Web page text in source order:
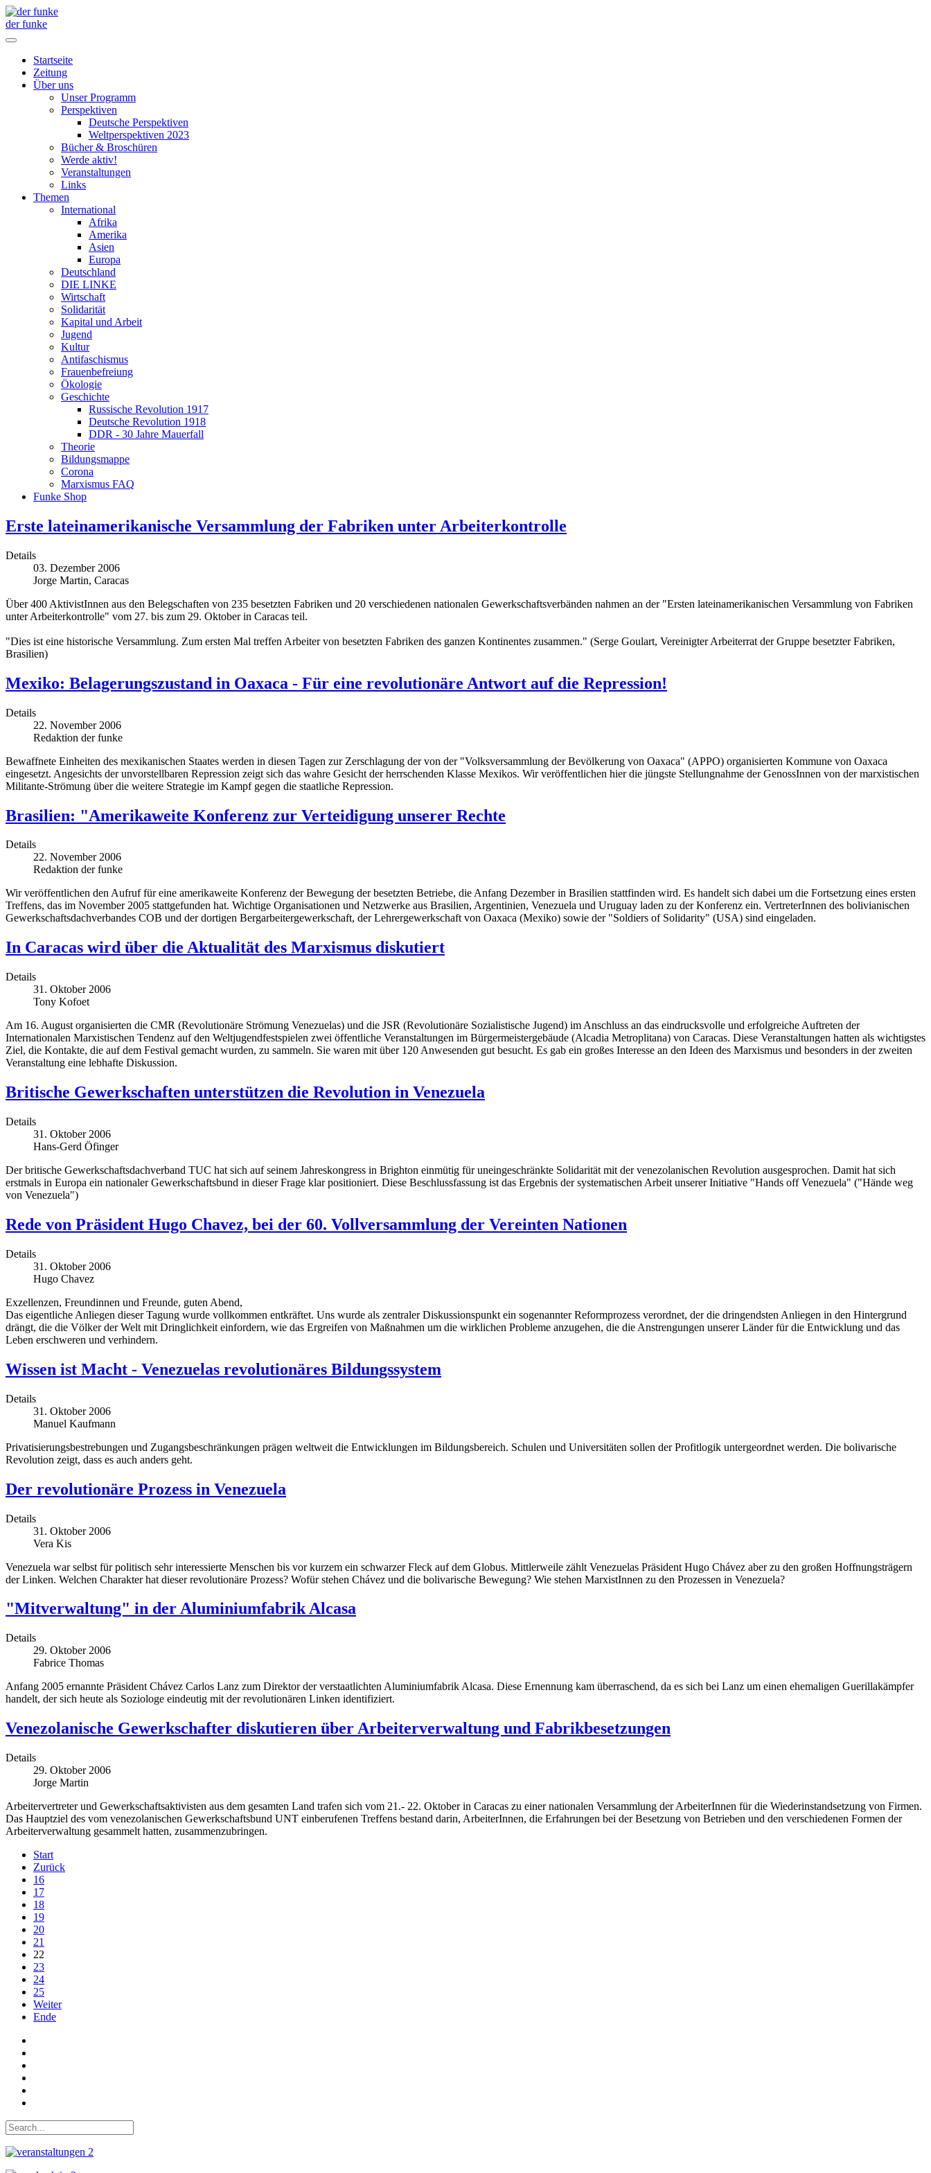
der funke
Startseite
Zeitung
Über uns
Unser Programm
Perspektiven
Deutsche Perspektiven
Weltperspektiven 2023
Bücher & Broschüren
Werde aktiv!
Veranstaltungen
Links
Themen
International
Afrika
Amerika
Asien
Europa
Deutschland
DIE LINKE
Wirtschaft
Solidarität
Kapital und Arbeit
Jugend
Kultur
Antifaschismus
Frauenbefreiung
Ökologie
Geschichte
Russische Revolution 1917
Deutsche Revolution 1918
DDR - 30 Jahre Mauerfall
Theorie
Bildungsmappe
Corona
Marxismus FAQ
Funke Shop
Erste lateinamerikanische Versammlung der Fabriken unter Arbeiterkontrolle
Details
03. Dezember 2006
Jorge Martin, Caracas
Über 400 AktivistInnen aus den Belegschaften von 235 besetzten Fabriken und 20 verschiedenen nationalen Gewerkschaftsverbänden nahmen an der "Ersten lateinamerikanischen Versammlung von Fabriken
unter Arbeiterkontrolle" vom 27. bis zum 29. Oktober in Caracas teil.
"Dies ist eine historische Versammlung. Zum ersten Mal treffen Arbeiter von besetzten Fabriken des ganzen Kontinentes zusammen." (Serge Goulart, Vereinigter Arbeiterrat der Gruppe besetzter Fabriken,
Brasilien)
Mexiko: Belagerungszustand in Oaxaca - Für eine revolutionäre Antwort auf die Repression!
Details
22. November 2006
Redaktion der funke
Bewaffnete Einheiten des mexikanischen Staates werden in diesen Tagen zur Zerschlagung der von der "Volksversammlung der Bevölkerung von Oaxaca" (APPO) organisierten Kommune von Oaxaca
eingesetzt. Angesichts der unvorstellbaren Repression zeigt sich das wahre Gesicht der herrschenden Klasse Mexikos. Wir veröffentlichen hier die jüngste Stellungnahme der GenossInnen von der marxistischen
Militante-Strömung über die weitere Strategie im Kampf gegen die staatliche Repression.
Brasilien: "Amerikaweite Konferenz zur Verteidigung unserer Rechte
Details
22. November 2006
Redaktion der funke
Wir veröffentlichen den Aufruf für eine amerikaweite Konferenz der Bewegung der besetzten Betriebe, die Anfang Dezember in Brasilien stattfinden wird. Es handelt sich dabei um die Fortsetzung eines ersten
Treffens, das im November 2005 stattgefunden hat. Wichtige Organisationen und Netzwerke aus Brasilien, Argentinien, Venezuela und Uruguay laden zu der Konferenz ein. VertreterInnen des bolivianischen
Gewerkschaftsdachverbandes COB und der dortigen Bergarbeitergewerkschaft, der Lehrergewerkschaft von Oaxaca (Mexiko) sowie der "Soldiers of Solidarity" (USA) sind eingeladen.
In Caracas wird über die Aktualität des Marxismus diskutiert
Details
31. Oktober 2006
Tony Kofoet
Am 16. August organisierten die CMR (Revolutionäre Strömung Venezuelas) und die JSR (Revolutionäre Sozialistische Jugend) im Anschluss an das eindrucksvolle und erfolgreiche Auftreten der
Internationalen Marxistischen Tendenz auf den Weltjugendfestspielen zwei öffentliche Veranstaltungen im Bürgermeistergebäude (Alcadia Metroplitana) von Caracas. Diese Veranstaltungen hatten als wichtigstes
Ziel, die Kontakte, die auf dem Festival gemacht wurden, zu sammeln. Sie waren mit über 120 Anwesenden gut besucht. Es gab ein großes Interesse an den Ideen des Marxismus und besonders in der zweiten
Veranstaltung eine lebhafte Diskussion.
Britische Gewerkschaften unterstützen die Revolution in Venezuela
Details
31. Oktober 2006
Hans-Gerd Öfinger
Der britische Gewerkschaftsdachverband TUC hat sich auf seinem Jahreskongress in Brighton einmütig für uneingeschränkte Solidarität mit der venezolanischen Revolution ausgesprochen. Damit hat sich
erstmals in Europa ein nationaler Gewerkschaftsbund in dieser Frage klar positioniert. Diese Beschlussfassung ist das Ergebnis der systematischen Arbeit unserer Initiative "Hands off Venezuela" ("Hände weg
von Venezuela")
Rede von Präsident Hugo Chavez, bei der 60. Vollversammlung der Vereinten Nationen
Details
31. Oktober 2006
Hugo Chavez
Exzellenzen, Freundinnen und Freunde, guten Abend,
Das eigentliche Anliegen dieser Tagung wurde vollkommen entkräftet. Uns wurde als zentraler Diskussionspunkt ein sogenannter Reformprozess verordnet, der die dringendsten Anliegen in den Hintergrund
drängt, die die Völker der Welt mit Dringlichkeit einfordern, wie das Ergreifen von Maßnahmen um die wirklichen Probleme anzugehen, die die Anstrengungen unserer Länder für die Entwicklung und das
Leben erschweren und verhindern.
Wissen ist Macht - Venezuelas revolutionäres Bildungssystem
Details
31. Oktober 2006
Manuel Kaufmann
Privatisierungsbestrebungen und Zugangsbeschränkungen prägen weltweit die Entwicklungen im Bildungsbereich. Schulen und Universitäten sollen der Profitlogik untergeordnet werden. Die bolivarische
Revolution zeigt, dass es auch anders geht.
Der revolutionäre Prozess in Venezuela
Details
31. Oktober 2006
Vera Kis
Venezuela war selbst für politisch sehr interessierte Menschen bis vor kurzem ein schwarzer Fleck auf dem Globus. Mittlerweile zählt Venezuelas Präsident Hugo Chávez aber zu den großen Hoffnungsträgern
der Linken. Welchen Charakter hat dieser revolutionäre Prozess? Wofür stehen Chávez und die bolivarische Bewegung? Wie stehen MarxistInnen zu den Prozessen in Venezuela?
"Mitverwaltung" in der Aluminiumfabrik Alcasa
Details
29. Oktober 2006
Fabrice Thomas
Anfang 2005 ernannte Präsident Chávez Carlos Lanz zum Direktor der verstaatlichten Aluminiumfabrik Alcasa. Diese Ernennung kam überraschend, da es sich bei Lanz um einen ehemaligen Guerillakämpfer
handelt, der sich heute als Soziologe eindeutig mit der revolutionären Linken identifiziert.
Venezolanische Gewerkschafter diskutieren über Arbeiterverwaltung und Fabrikbesetzungen
Details
29. Oktober 2006
Jorge Martin
Arbeitervertreter und Gewerkschaftsaktivisten aus dem gesamten Land trafen sich vom 21.- 22. Oktober in Caracas zu einer nationalen Versammlung der ArbeiterInnen für die Wiederinstandsetzung von Firmen.
Das Hauptziel des vom venezolanischen Gewerkschaftsbund UNT einberufenen Treffens bestand darin, ArbeiterInnen, die Erfahrungen bei der Besetzung von Betrieben und den verschiedenen Formen der
Arbeiterverwaltung gesammelt hatten, zusammenzubringen.
Start
Zurück
16
17
18
19
20
21
22
23
24
25
Weiter
Ende